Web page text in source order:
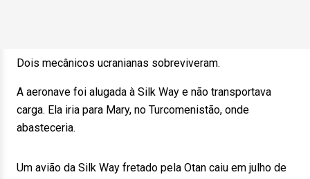
Dois mecânicos ucranianas sobreviveram.
A aeronave foi alugada à Silk Way e não transportava
carga. Ela iria para Mary, no Turcomenistão, onde
abasteceria.
Um avião da Silk Way fretado pela Otan caiu em julho de